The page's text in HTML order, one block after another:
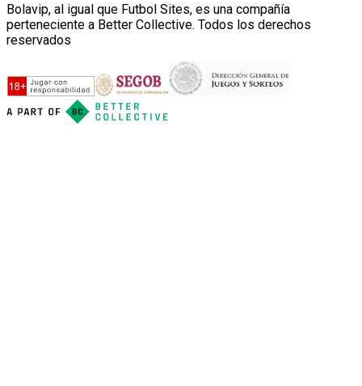
Bolavip, al igual que Futbol Sites, es una compañía
perteneciente a Better Collective. Todos los derechos
reservados